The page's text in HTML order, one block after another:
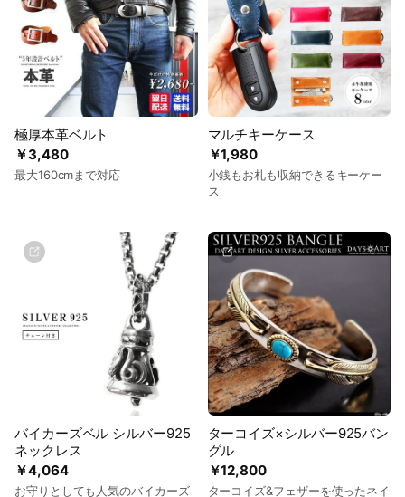
￥3,480
極厚本革ベルト
最大160cmまで対応
￥1,980
マルチキーケース
小銭もお札も収納できるキーケー
ス
￥4,064
バイカーズベル シルバー925
ネックレス
お守りとしても人気のバイカーズ
￥12,800
ターコイズ×シルバー925バン
グル
ターコイズ&フェザーを使ったネイ